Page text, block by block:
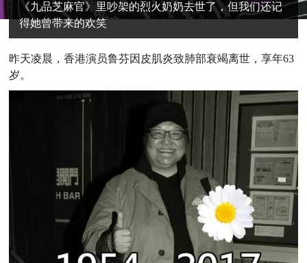
《九品芝麻官》里吵架的烈火奶奶去世了，但我们还记
得她曾带来的欢笑
昨天凌晨，香港演员鲁芬因皮肌炎致肺部衰竭离世，享年63
岁。